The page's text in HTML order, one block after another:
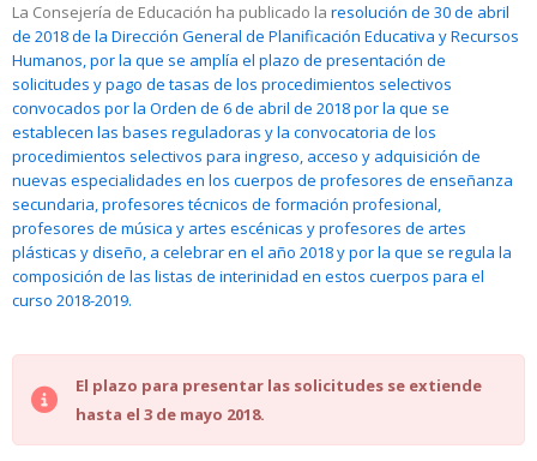
La Consejería de Educación ha publicado la resolución de 30 de abril
de 2018 de la Dirección General de Planificación Educativa y Recursos
Humanos, por la que se amplía el plazo de presentación de
solicitudes y pago de tasas de los procedimientos selectivos
convocados por la Orden de 6 de abril de 2018 por la que se
establecen las bases reguladoras y la convocatoria de los
procedimientos selectivos para ingreso, acceso y adquisición de
nuevas especialidades en los cuerpos de profesores de enseñanza
secundaria, profesores técnicos de formación profesional,
profesores de música y artes escénicas y profesores de artes
plásticas y diseño, a celebrar en el año 2018 y por la que se regula la
composición de las listas de interinidad en estos cuerpos para el
curso 2018-2019.
El plazo para presentar las solicitudes se extiende
hasta el 3 de mayo 2018.